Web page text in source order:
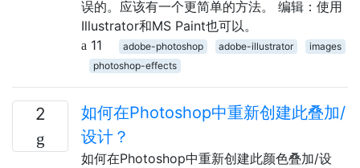
误的。应该有一个更简单的方法。 编辑：使用
Illustrator和MS Paint也可以。
11
adobe-photoshop adobe-illustrator
images
photoshop-effects
2
如何在Photoshop中重新创建此叠加/
设计？
如何在Photoshop中重新创建此颜色叠加/设